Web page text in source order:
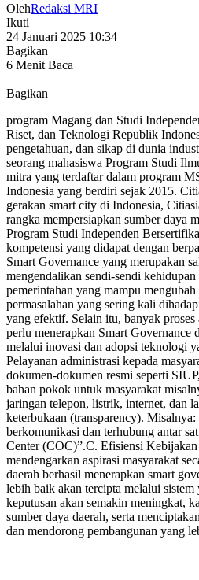
OlehRedaksi MRI
Ikuti
24 Januari 2025 10:34
Bagikan
6 Menit Baca
Bagikan
program Magang dan Studi
Riset, dan Teknologi Republik
pengetahuan, dan sikap di dunia
seorang mahasiswa Program Studi
mitra yang terdaftar dalam program
Indonesia yang berdiri sejak 2015.
gerakan smart city di Indonesia,
rangka mempersiapkan sumber daya
Program Studi Independen
kompetensi yang didapat dengan
Smart Governance yang merupakan
mengendalikan sendi-sendi
pemerintahan yang mampu
permasalahan yang sering kali
yang efektif. Selain itu, banyak proses
perlu menerapkan Smart
melalui inovasi dan adopsi teknologi
Pelayanan administrasi kepada
dokumen-dokumen resmi seperti
bahan pokok untuk masyarakat
jaringan telepon, listrik, internet, dan
keterbukaan (transparency).
berkomunikasi dan terhubung antar
Center (COC)”.C. Efisiensi
mendengarkan aspirasi masyarakat
daerah berhasil menerapkan smart
lebih baik akan tercipta melalui sistem
keputusan akan semakin meningkat,
sumber daya daerah, serta
dan mendorong pembangunan yang